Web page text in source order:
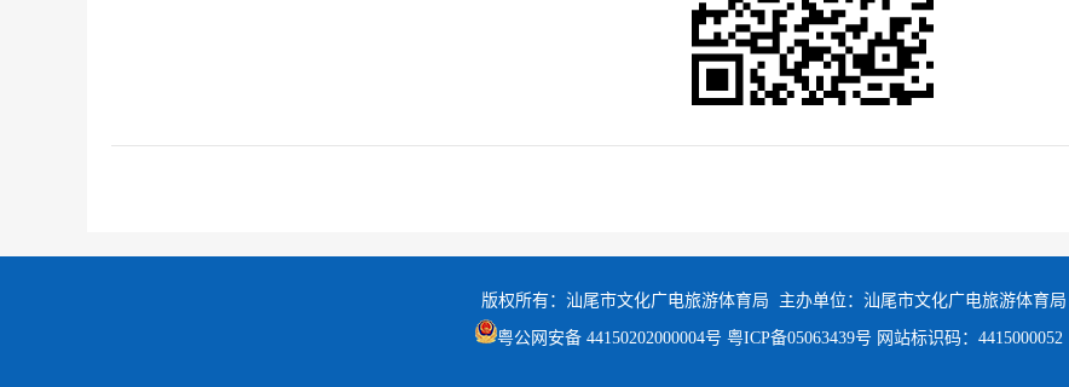
版权所有：汕尾市文化广电旅游体育局 主办单位：汕尾市文化广电旅游体育局
粤公网安备 44150202000004号 粤ICP备05063439号 网站标识码：4415000052